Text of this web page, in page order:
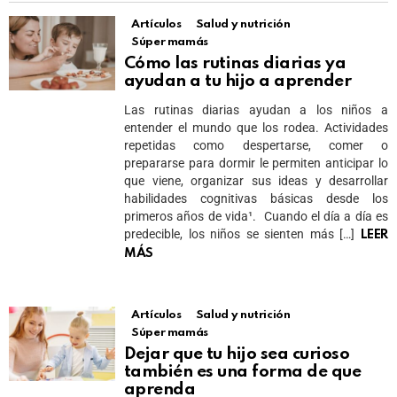
Artículos
Salud y nutrición
Súper mamás
Cómo las rutinas diarias ya
ayudan a tu hijo a aprender
Las rutinas diarias ayudan a los niños a
entender el mundo que los rodea. Actividades
repetidas como despertarse, comer o
prepararse para dormir le permiten anticipar lo
que viene, organizar sus ideas y desarrollar
habilidades cognitivas básicas desde los
primeros años de vida¹.​ Cuando el día a día es
predecible, los niños se sienten más […]
LEER
MÁS
Artículos
Salud y nutrición
Súper mamás
Dejar que tu hijo sea curioso
también es una forma de que
aprenda